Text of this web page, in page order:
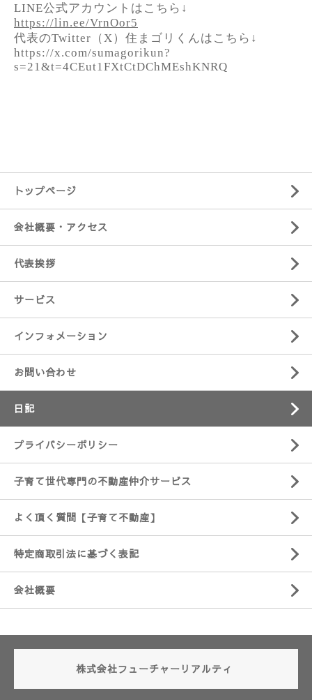
LINE公式アカウントはこちら↓
https://lin.ee/VrnOor5
代表のTwitter（X）住まゴリくんはこちら↓
https://x.com/sumagorikun?
s=21&t=4CEut1FXtCtDChMEshKNRQ
トップページ
会社概要・アクセス
代表挨拶
サービス
インフォメーション
お問い合わせ
日記
プライバシーポリシー
子育て世代専門の不動産仲介サービス
よく頂く質問【子育て不動産】
特定商取引法に基づく表記
会社概要
株式会社フューチャーリアルティ